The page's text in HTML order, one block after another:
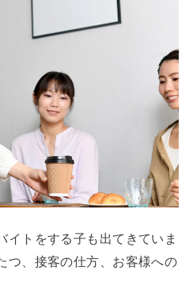
イトをする子も出てきていま
つ、接客の仕方、お客様への